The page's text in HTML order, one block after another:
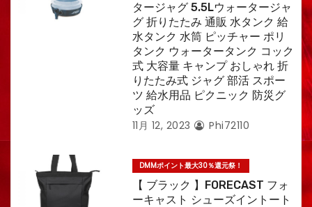
タージャグ 5.5Lウォータージャ
グ 折りたたみ 通販 水タンク 給
水タンク 水筒 ピッチャー ポリ
タンク ウォータータンク コック
式 大容量 キャンプ おしゃれ 折
りたたみ式 ジャグ 部活 スポー
ツ 給水用品 ピクニック 防災グ
ッズ
11月 12, 2023 Phi72110
DMMポイント最大30％還元祭！
【 ブラック 】FORECAST フォ
ーキャスト シューズイントート